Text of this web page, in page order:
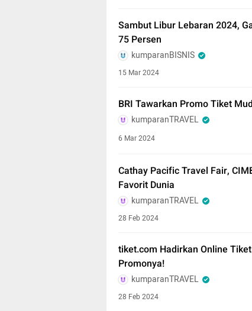
Sambut Libur Lebaran 2024,
75 Persen
kumparanBISNIS
15 Mar 2024
BRI Tawarkan Promo Tiket
kumparanTRAVEL
6 Mar 2024
Cathay Pacific Travel Fair,
Favorit Dunia
kumparanTRAVEL
28 Feb 2024
tiket.com Hadirkan Online
Promonya!
kumparanTRAVEL
28 Feb 2024